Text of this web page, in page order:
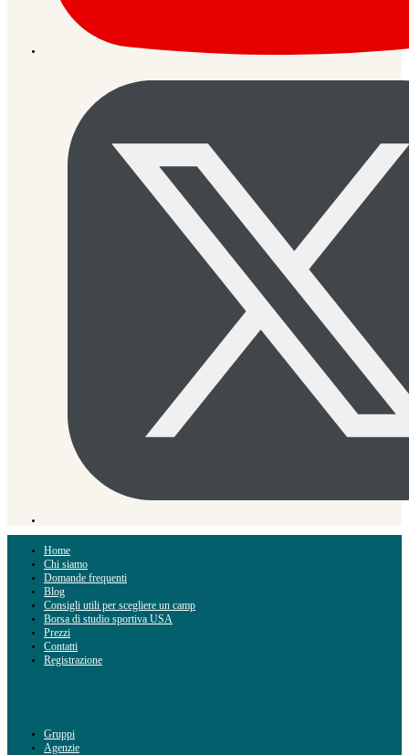
Home
Chi siamo
Domande frequenti
Blog
Consigli utili per scegliere un camp
Borsa di studio sportiva USA
Prezzi
Contatti
Registrazione
Gruppi
Agenzie